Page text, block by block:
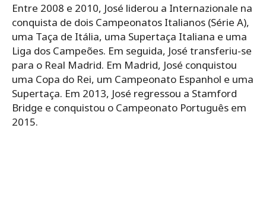
Entre 2008 e 2010, José liderou a Internazionale na
conquista de dois Campeonatos Italianos (Série A),
uma Taça de Itália, uma Supertaça Italiana e uma
Liga dos Campeões. Em seguida, José transferiu-se
para o Real Madrid. Em Madrid, José conquistou
uma Copa do Rei, um Campeonato Espanhol e uma
Supertaça. Em 2013, José regressou a Stamford
Bridge e conquistou o Campeonato Português em
2015.